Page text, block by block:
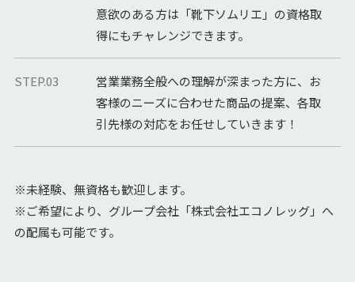
意欲のある方は「靴下ソムリエ」の資格取
得にもチャレンジできます。
STEP.03
営業業務全般への理解が深まった方に、お
客様のニーズに合わせた商品の提案、各取
引先様の対応をお任せしていきます！
※未経験、無資格も歓迎します。
※ご希望により、グループ会社「株式会社エコノレッグ」へ
の配属も可能です。